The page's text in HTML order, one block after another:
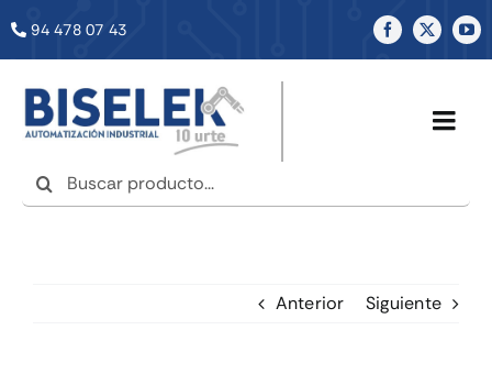
94 478 07 43
Buscar:
INICIO
Anterior Siguiente